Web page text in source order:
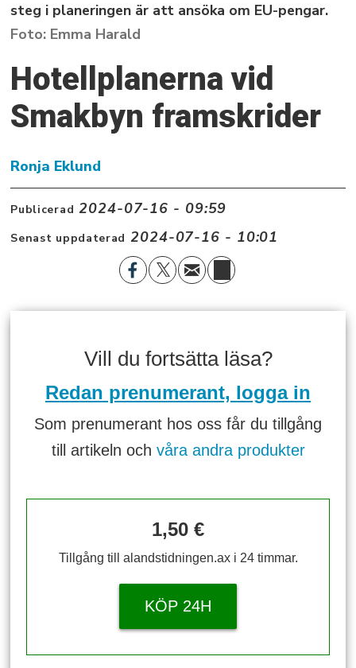
steg i planeringen är att ansöka om EU-pengar.
Emma Harald
Hotellplanerna vid
Smakbyn framskrider
Ronja Eklund
Publicerad 2024-07-16 - 09:59
Senast uppdaterad 2024-07-16 - 10:01
Vill du fortsätta läsa?
Redan prenumerant, logga in
Som prenumerant hos oss får du tillgång
till artikeln och våra andra produkter
1,50 €
Tillgång till alandstidningen.ax i 24 timmar.
KÖP 24H